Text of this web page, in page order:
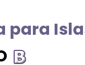
para